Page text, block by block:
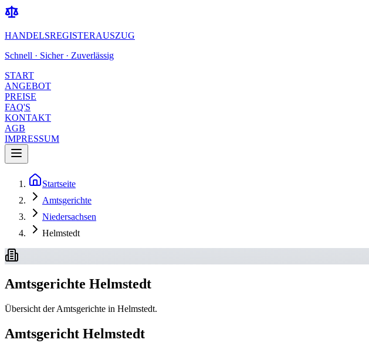
HANDELSREGISTERAUSZUG
Schnell · Sicher · Zuverlässig
START
ANGEBOT
PREISE
FAQ'S
KONTAKT
AGB
IMPRESSUM
Startseite
Amtsgerichte
Niedersachsen
Helmstedt
Amtsgerichte Helmstedt
Übersicht der Amtsgerichte in Helmstedt.
Amtsgericht Helmstedt